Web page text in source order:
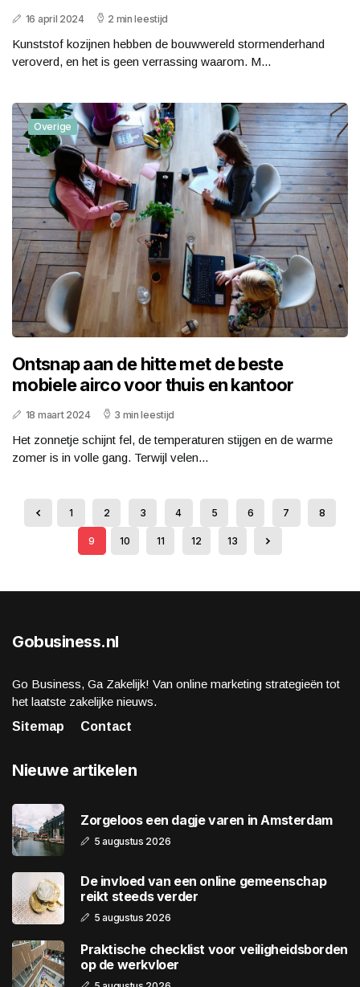
16 april 2024 2 min leestijd
Kunststof kozijnen hebben de bouwwereld stormenderhand
veroverd, en het is geen verrassing waarom. M...
Overige
Ontsnap aan de hitte met de beste
mobiele airco voor thuis en kantoor
18 maart 2024 3 min leestijd
Het zonnetje schijnt fel, de temperaturen stijgen en de warme
zomer is in volle gang. Terwijl velen...
1 2 3 4 5 6 7 8
9 10 11 12 13
Gobusiness.nl
Go Business, Ga Zakelijk! Van online marketing strategieën tot
het laatste zakelijke nieuws.
Sitemap
Contact
Nieuwe artikelen
Zorgeloos een dagje varen in Amsterdam
5 augustus 2026
De invloed van een online gemeenschap
reikt steeds verder
5 augustus 2026
Praktische checklist voor veiligheidsborden
op de werkvloer